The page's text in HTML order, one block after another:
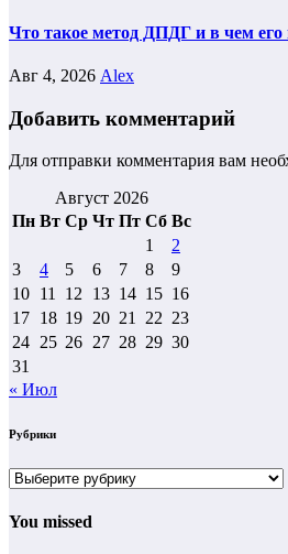
Что такое метод ДПДГ и в чем
Авг 4, 2026 Alex
Добавить комментарий
Для отправки комментария вам
Август 2026
Пн Вт Ср Чт Пт Сб Вс
1
2
3
4 5 6 7 8
9
10 11 12 13 14 15 16
17 18 19 20 21 22 23
24 25 26 27 28 29 30
31
« Июл
Рубрики
Рубрики
You missed